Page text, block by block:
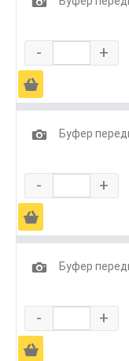
- +
Ä
1
Буфер
- +
Ä
1
Буфер
- +
Ä